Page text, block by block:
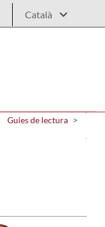
Guies de lectura